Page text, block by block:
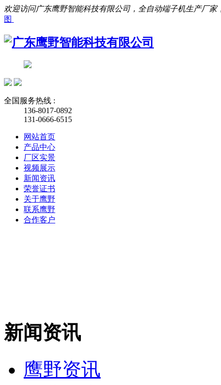
欢迎访问广东鹰野智能科技有限公司，全自动端子机生产厂家
图
全国服务热线 :
136-8017-0892
131-0666-6515
网站首页
产品中心
厂区实景
视频展示
新闻资讯
荣誉证书
关于鹰野
联系鹰野
合作客户
新闻资讯
鹰野资讯